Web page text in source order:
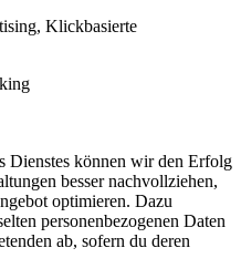
Klickbasierte
Dienstes können wir den Erfolg
besser nachvollziehen,
optimieren. Dazu
personenbezogenen Daten
ab, sofern du deren